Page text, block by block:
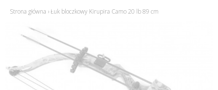
Strona główna ›Łuk bloczkowy Kirupira Camo 20 lb 89 cm